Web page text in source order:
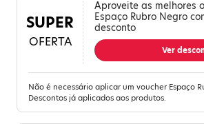
SUPER
OFERTA
Aproveite as melhores
Espaço Rubro Negro
desconto
Ver
Não é necessário aplicar um voucher Espaço
Descontos já aplicados aos produtos.